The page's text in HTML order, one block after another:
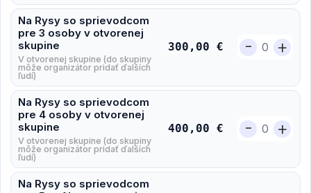
Na Rysy so sprievodcom
pre 3 osoby v otvorenej
skupine
V otvorenej skupine (do skupiny
môže organizátor pridať ďalších
ľudí)
300,00 € - +
Na Rysy so sprievodcom
pre 4 osoby v otvorenej
skupine
V otvorenej skupine (do skupiny
môže organizátor pridať ďalších
ľudí)
400,00 € - +
Na Rysy so sprievodcom